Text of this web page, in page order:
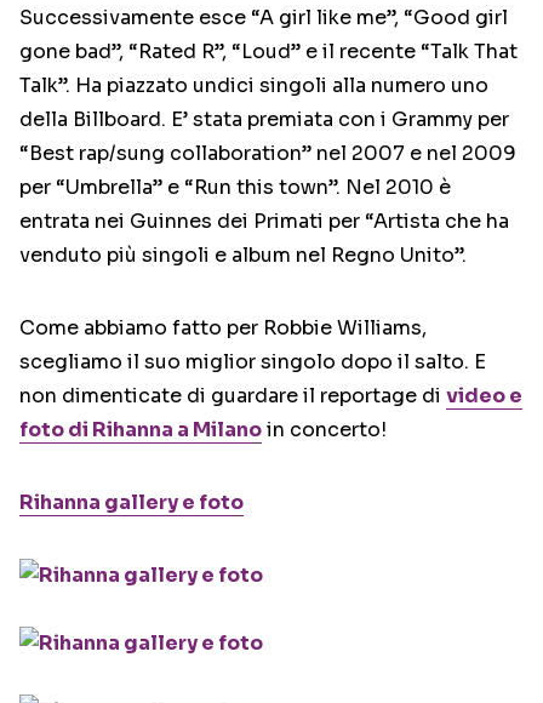
Successivamente esce “A girl like me”, “Good girl
gone bad”, “Rated R”, “Loud” e il recente “Talk That
Talk”. Ha piazzato undici singoli alla numero uno
della Billboard. E’ stata premiata con i Grammy per
“Best rap/sung collaboration” nel 2007 e nel 2009
per “Umbrella” e “Run this town”. Nel 2010 è
entrata nei Guinnes dei Primati per “Artista che ha
venduto più singoli e album nel Regno Unito”.
Come abbiamo fatto per Robbie Williams,
scegliamo il suo miglior singolo dopo il salto. E
non dimenticate di guardare il reportage di video e
foto di Rihanna a Milanoin concerto!
Rihanna gallery e foto